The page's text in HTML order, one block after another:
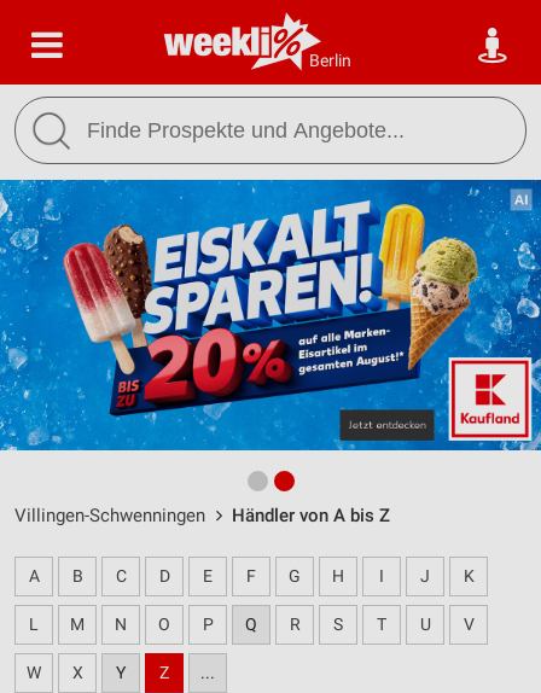
Berlin
Villingen-Schwenningen Händler von A bis Z
A B C D E F G H I J K
L M N O P Q R S T U V
W X Y Z ...